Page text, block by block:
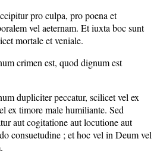
pro culpa, pro poena et
vel aeternam. Et iuxta boc sunt
mortale et veniale.
crimen est, quod dignum est
dupliciter peccatur, scilicet vel ex
ex timore male humiliante. Sed
aut cogitatione aut locutione aut
consuetudine ; et hoc vel in Deum vel